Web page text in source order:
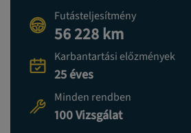
Futásteljesítmény
56 228 km
Karbantartási előzmények
25 éves
Minden rendben
100 Vizsgálat